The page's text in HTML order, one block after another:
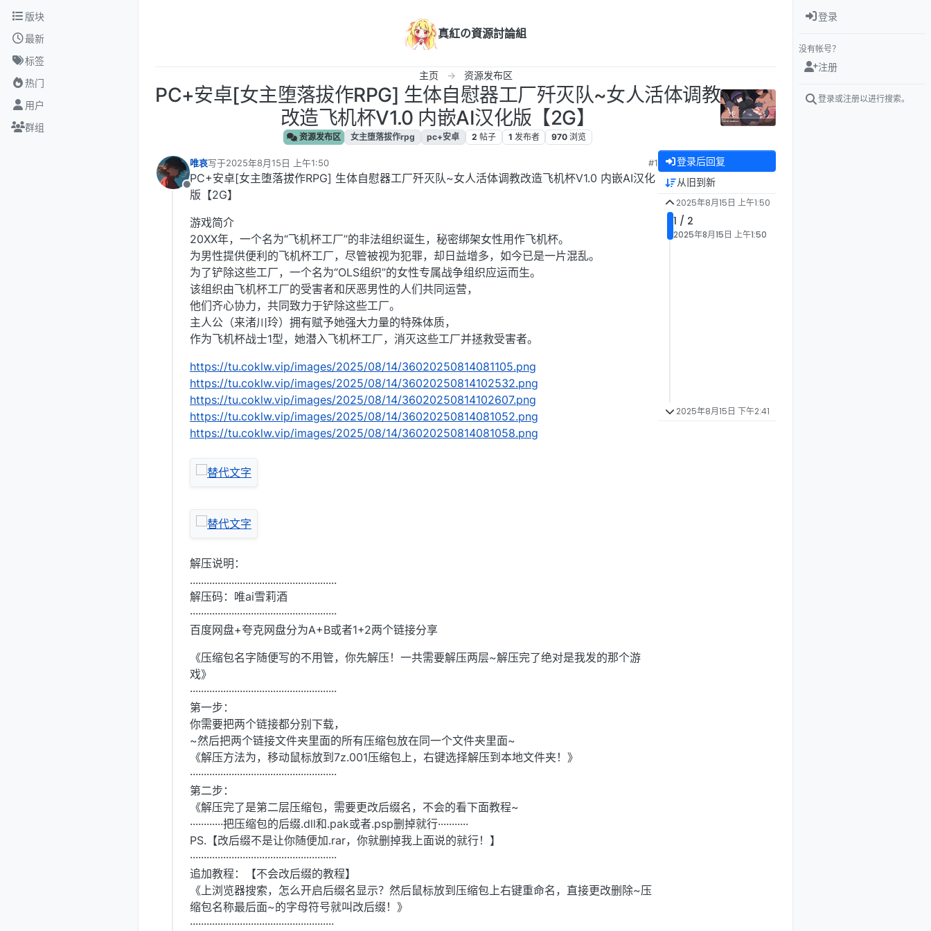
跳转至内容
版块
最新
标签
热门
用户
群组
真紅の資源討論組
主页 资源发布区
PC+安卓[女主堕落拔作RPG] 生体自慰器工厂歼灭队~女人活体调教
改造飞机杯V1.0 内嵌AI汉化版【2G】
资源发布区 女主堕落拔作rpg pc+安卓 2 帖子 1 发布者 970 浏览
离线
唯哀写于2025年8月15日 上午1:50
最后由 编辑
#1
PC+安卓[女主堕落拔作RPG] 生体自慰器工厂歼灭队~女人活体调教改造飞机杯V1.0 内嵌AI汉化
版【2G】
游戏简介
20XX年，一个名为“飞机杯工厂”的非法组织诞生，秘密绑架女性用作飞机杯。
为男性提供便利的飞机杯工厂，尽管被视为犯罪，却日益增多，如今已是一片混乱。
为了铲除这些工厂，一个名为“OLS组织”的女性专属战争组织应运而生。
该组织由飞机杯工厂的受害者和厌恶男性的人们共同运营，
他们齐心协力，共同致力于铲除这些工厂。
主人公（来渚川玲）拥有赋予她强大力量的特殊体质，
作为飞机杯战士1型，她潜入飞机杯工厂，消灭这些工厂并拯救受害者。
https://tu.coklw.vip/images/2025/08/14/36020250814081105.png
https://tu.coklw.vip/images/2025/08/14/36020250814102532.png
https://tu.coklw.vip/images/2025/08/14/36020250814102607.png
https://tu.coklw.vip/images/2025/08/14/36020250814081052.png
https://tu.coklw.vip/images/2025/08/14/36020250814081058.png
解压说明：
.....................................................
解压码：唯ai雪莉酒
·····················································
百度网盘+夸克网盘分为A+B或者1+2两个链接分享
《压缩包名字随便写的不用管，你先解压！一共需要解压两层~解压完了绝对是我发的那个游
戏》
·····················································
第一步：
你需要把两个链接都分别下载，
~然后把两个链接文件夹里面的所有压缩包放在同一个文件夹里面~
《解压方法为，移动鼠标放到7z.001压缩包上，右键选择解压到本地文件夹！》
·····················································
第二步：
《解压完了是第二层压缩包，需要更改后缀名，不会的看下面教程~
············把压缩包的后缀.dll和.pak或者.psp删掉就行···········
PS.【改后缀不是让你随便加.rar，你就删掉我上面说的就行！】
·····················································
追加教程：【不会改后缀的教程】
《上浏览器搜索，怎么开启后缀名显示？然后鼠标放到压缩包上右键重命名，直接更改删除~压
缩包名称最后面~的字母符号就叫改后缀！》
····················································
登录后回复
从旧到新
2025年8月15日 上午1:50
1 / 2
2025年8月15日 上午1:50
2025年8月15日 下午2:41
登录
没有帐号？
注册
登录或注册以进行搜索。